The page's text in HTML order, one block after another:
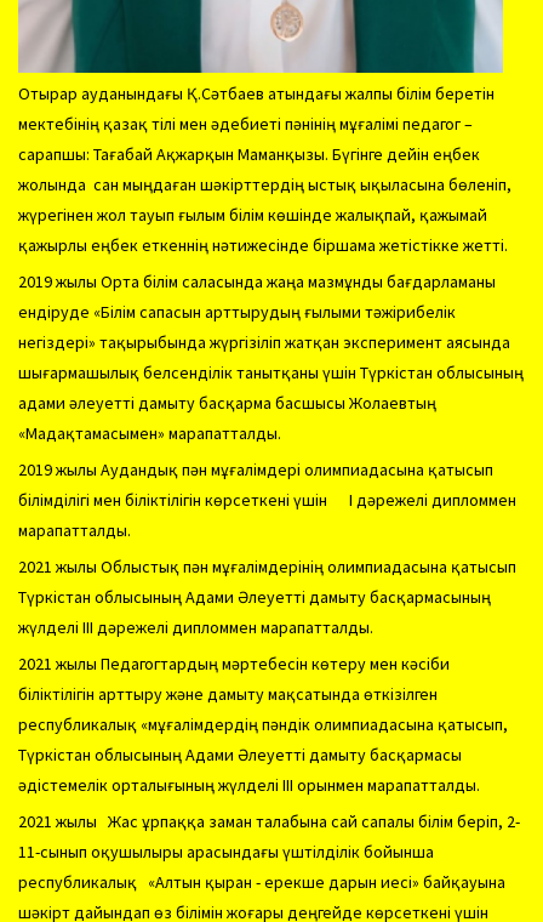
Отырар ауданындағы Қ.Сәтбаев атындағы жалпы білім беретін
мектебінің қазақ тілі мен әдебиеті пәнінің мұғалімі педагог –
сарапшы: Тағабай Ақжарқын Маманқызы. Бүгінге дейін еңбек
жолында сан мыңдаған шәкірттердің ыстық ықыласына бөленіп,
жүрегінен жол тауып ғылым білім көшінде жалықпай, қажымай
қажырлы еңбек еткеннің нәтижесінде біршама жетістікке жетті.
2019 жылы Орта білім саласында жаңа мазмұнды бағдарламаны
ендіруде «Білім сапасын арттырудың ғылыми тәжірибелік
негіздері» тақырыбында жүргізіліп жатқан эксперимент аясында
шығармашылық белсенділік танытқаны үшін Түркістан облысының
адами әлеуетті дамыту басқарма басшысы Жолаевтың
«Мадақтамасымен» марапатталды.
2019 жылы Аудандық пән мұғалімдері олимпиадасына қатысып
білімділігі мен біліктілігін көрсеткені үшін І дәрежелі дипломмен
марапатталды.
2021 жылы Облыстық пән мұғалімдерінің олимпиадасына қатысып
Түркістан облысының Адами Әлеуетті дамыту басқармасының
жүлделі ІІІ дәрежелі дипломмен марапатталды.
2021 жылы Педагогтардың мәртебесін көтеру мен кәсіби
біліктілігін арттыру және дамыту мақсатында өткізілген
республикалық «мұғалімдердің пәндік олимпиадасына қатысып,
Түркістан облысының Адами Әлеуетті дамыту басқармасы
әдістемелік орталығының жүлделі ІІІ орынмен марапатталды.
2021 жылы Жас ұрпаққа заман талабына сай сапалы білім беріп, 2-
11-сынып оқушылыры арасындағы үштілділік бойынша
республикалық «Алтын қыран - ерекше дарын иесі» байқауына
шәкірт дайындап өз білімін жоғары деңгейде көрсеткені үшін